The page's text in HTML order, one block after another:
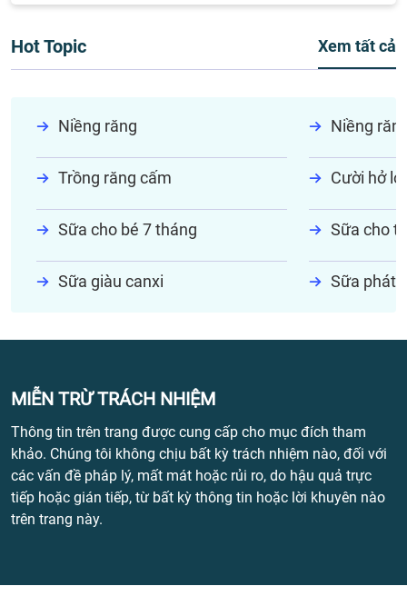
Hot Topic Xem tất cả
Niềng răng Niềng
Trồng răng cấm Cười hở lợi
Sữa cho bé 7 tháng Sữa cho
Sữa giàu canxi Sữa phát
MIỄN TRỪ TRÁCH NHIỆM
Thông tin trên trang được cung cấp cho mục đích tham
khảo. Chúng tôi không chịu bất kỳ trách nhiệm nào, đối với
các vấn đề pháp lý, mất mát hoặc rủi ro, do hậu quả trực
tiếp hoặc gián tiếp, từ bất kỳ thông tin hoặc lời khuyên nào
trên trang này.